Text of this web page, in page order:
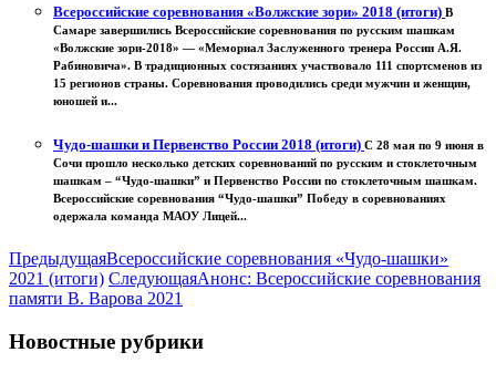
Всероссийские соревнования «Волжские зори» 2018 (итоги) В
Самаре завершились Всероссийские соревнования по русским шашкам
«Волжские зори-2018» — «Мемориал Заслуженного тренера России А.Я.
Рабиновича». В традиционных состязаниях участвовало 111 спортсменов из
15 регионов страны. Соревнования проводились среди мужчин и женщин,
юношей и...
Чудо-шашки и Первенство России 2018 (итоги) С 28 мая по 9 июня в
Сочи прошло несколько детских соревнований по русским и стоклеточным
шашкам – “Чудо-шашки” и Первенство России по стоклеточным шашкам.
Всероссийские соревнования “Чудо-шашки” Победу в соревнованиях
одержала команда МАОУ Лицей...
ПредыдущаяВсероссийские соревнования «Чудо-шашки»
2021 (итоги) СледующаяАнонс: Всероссийские соревнования
памяти В. Варова 2021
Новостные рубрики